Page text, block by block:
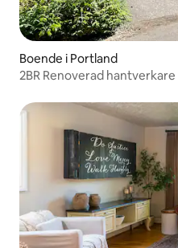
Boende i Portland
2BR Renoverad